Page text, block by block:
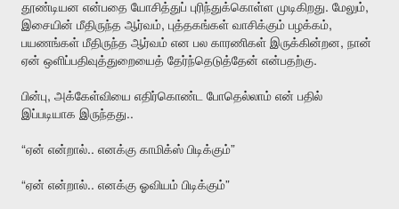
தூண்டியன என்பதை யோசித்துப் புரிந்துக்கொள்ள முடிகிறது. மேலும்,
இசையின் மீதிருந்த ஆர்வம், புத்தகங்கள் வாசிக்கும் பழக்கம்,
பயணங்கள் மீதிருந்த ஆர்வம் என பல காரணிகள் இருக்கின்றன, நான்
ஏன் ஒளிப்பதிவுத்துறையைத் தேர்ந்தெடுத்தேன் என்பதற்கு.
பின்பு, அக்கேள்வியை எதிர்கொண்ட போதெல்லாம் என் பதில்
இப்படியாக இருந்தது..
“ஏன் என்றால்.. எனக்கு காமிக்ஸ் பிடிக்கும்”
“ஏன் என்றால்.. எனக்கு ஓவியம் பிடிக்கும்”